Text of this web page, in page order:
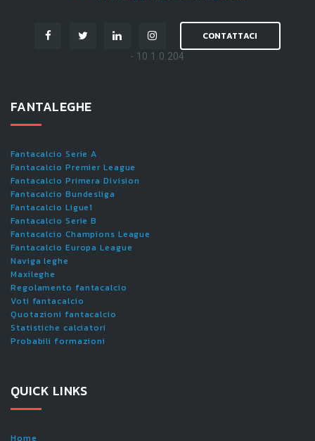
CONTATTACI
- 10.1.0.204
FANTALEGHE
Fantacalcio Serie A
Fantacalcio Premier League
Fantacalcio Primera Division
Fantacalcio Bundesliga
Fantacalcio Ligue1
Fantacalcio Serie B
Fantacalcio Champions League
Fantacalcio Europa League
Naviga leghe
Maxileghe
Regolamento fantacalcio
Voti fantacalcio
Quotazioni fantacalcio
Statistiche calciatori
Probabili formazioni
QUICK LINKS
Home